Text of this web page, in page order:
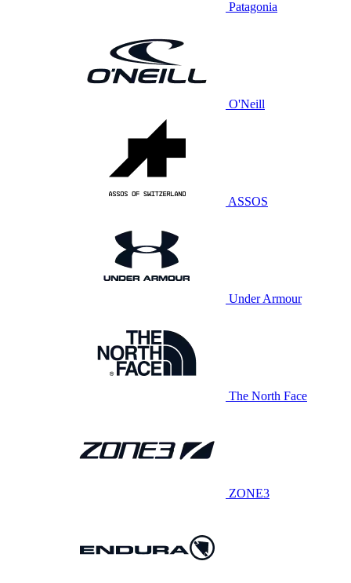
Patagonia
O'Neill
ASSOS
Under Armour
The North Face
ZONE3